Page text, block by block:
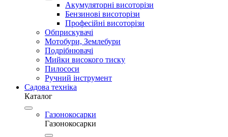
Акумуляторні висоторізи
Бензинові висоторізи
Професійні висоторізи
Обприскувачі
Мотобури, Землебури
Подрібнювачі
Мийки високого тиску
Пилососи
Ручний інструмент
Садова техніка
Каталог
Газонокосарки
Газонокосарки